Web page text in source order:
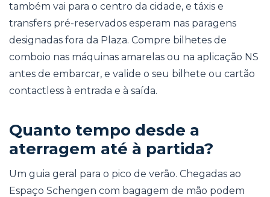
também vai para o centro da cidade, e táxis e
transfers pré-reservados esperam nas paragens
designadas fora da Plaza. Compre bilhetes de
comboio nas máquinas amarelas ou na aplicação NS
antes de embarcar, e valide o seu bilhete ou cartão
contactless à entrada e à saída.
Quanto tempo desde a
aterragem até à partida?
Um guia geral para o pico de verão. Chegadas ao
Espaço Schengen com bagagem de mão podem